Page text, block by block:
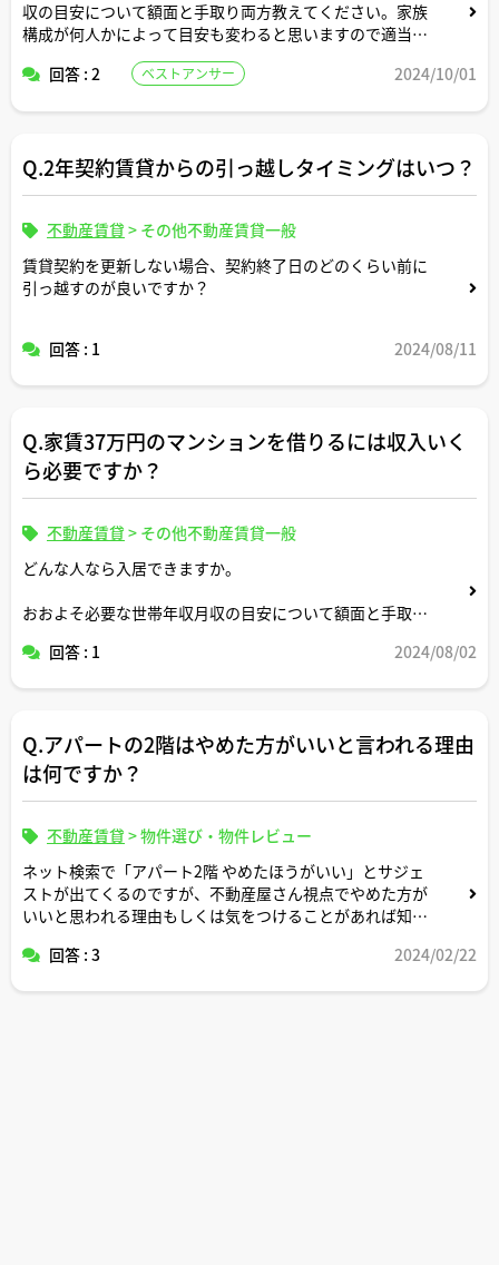
収の目安について額面と手取り両方教えてください。家族
構成が何人かによって目安も変わると思いますので適当な
回答 : 2
ベストアンサー 2024/10/01
Q.2年契約賃貸からの引っ越しタイミングはいつ？
不動産賃貸 > その他不動産賃貸一般
賃貸契約を更新しない場合、契約終了日のどのくらい前に
引っ越すのが良いですか？
回答 : 1 2024/08/11
Q.家賃37万円のマンションを借りるには収入いく
ら必要ですか？
不動産賃貸 > その他不動産賃貸一般
どんな人なら入居できますか。
おおよそ必要な世帯年収月収の目安について額面と手取り
回答 : 1 2024/08/02
Q.アパートの2階はやめた方がいいと言われる理由
は何ですか？
不動産賃貸 >物件選び・物件レビュー
ネット検索で「アパート2階 やめたほうがいい」とサジェ
ストが出てくるのですが、不動産屋さん視点でやめた方が
いいと思われる理由もしくは気をつけることがあれば知り
勝るとは思うのですが。。）
回答 : 3 2024/02/22